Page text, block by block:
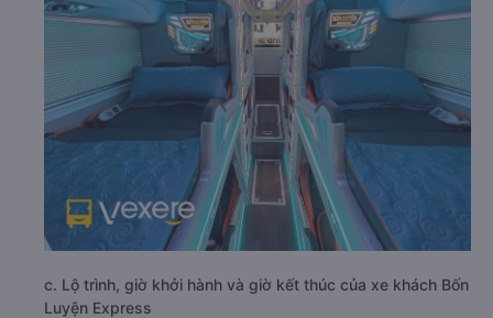
c. Lộ trình, giờ khởi hành và giờ kết thúc của xe khách Bốn
Luyện Express